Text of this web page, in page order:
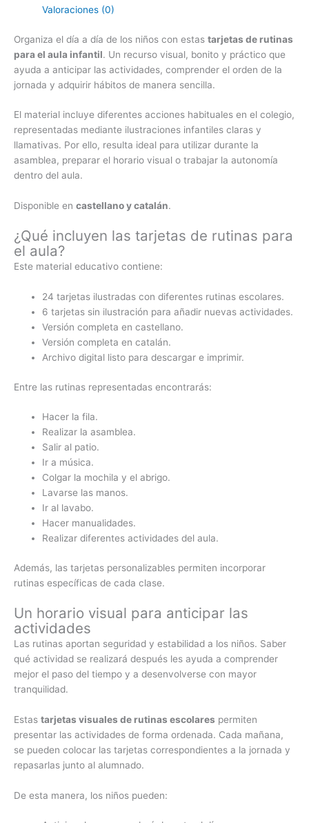
Valoraciones (0)
Organiza el día a día de los niños con estas tarjetas de rutinas
para el aula infantil. Un recurso visual, bonito y práctico que
ayuda a anticipar las actividades, comprender el orden de la
jornada y adquirir hábitos de manera sencilla.
El material incluye diferentes acciones habituales en el colegio,
representadas mediante ilustraciones infantiles claras y
llamativas. Por ello, resulta ideal para utilizar durante la
asamblea, preparar el horario visual o trabajar la autonomía
dentro del aula.
Disponible en castellano y catalán.
¿Qué incluyen las tarjetas de rutinas para
el aula?
Este material educativo contiene:
24 tarjetas ilustradas con diferentes rutinas escolares.
6 tarjetas sin ilustración para añadir nuevas actividades.
Versión completa en castellano.
Versión completa en catalán.
Archivo digital listo para descargar e imprimir.
Entre las rutinas representadas encontrarás:
Hacer la fila.
Realizar la asamblea.
Salir al patio.
Ir a música.
Colgar la mochila y el abrigo.
Lavarse las manos.
Ir al lavabo.
Hacer manualidades.
Realizar diferentes actividades del aula.
Además, las tarjetas personalizables permiten incorporar
rutinas específicas de cada clase.
Un horario visual para anticipar las
actividades
Las rutinas aportan seguridad y estabilidad a los niños. Saber
qué actividad se realizará después les ayuda a comprender
mejor el paso del tiempo y a desenvolverse con mayor
tranquilidad.
Estas tarjetas visuales de rutinas escolares permiten
presentar las actividades de forma ordenada. Cada mañana,
se pueden colocar las tarjetas correspondientes a la jornada y
repasarlas junto al alumnado.
De esta manera, los niños pueden: